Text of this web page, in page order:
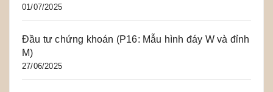
01/07/2025
Đầu tư chứng khoán (P16: Mẫu hình đáy W và đỉnh
M)
27/06/2025